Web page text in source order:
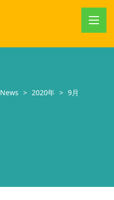
News > 2020年 > 9月